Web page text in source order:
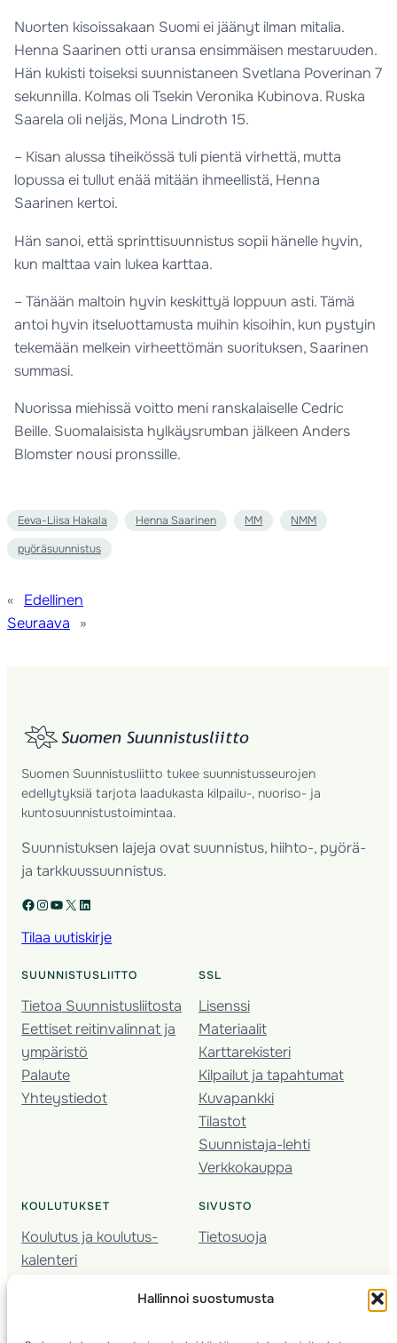
Hallinnoi suostumusta
Nuorten kisoissakaan Suomi ei jäänyt ilman mitalia.
Henna Saarinen otti uransa ensimmäisen mestaruuden.
Hän kukisti toiseksi suunnistaneen Svetlana Poverinan 7
sekunnilla. Kolmas oli Tsekin Veronika Kubinova. Ruska
Saarela oli neljäs, Mona Lindroth 15.
– Kisan alussa tiheikössä tuli pientä virhettä, mutta
lopussa ei tullut enää mitään ihmeellistä, Henna
Saarinen kertoi.
Hän sanoi, että sprinttisuunnistus sopii hänelle hyvin,
kun malttaa vain lukea karttaa.
– Tänään maltoin hyvin keskittyä loppuun asti. Tämä
antoi hyvin itseluottamusta muihin kisoihin, kun pystyin
tekemään melkein virheettömän suorituksen, Saarinen
summasi.
Nuorissa miehissä voitto meni ranskalaiselle Cedric
Beille. Suomalaisista hylkäysrumban jälkeen Anders
Blomster nousi pronssille.
Eeva-Liisa Hakala Henna Saarinen MM NMM
pyöräsuunnistus
«
Edellinen
Seuraava
»
Suomen Suunnistusliitto tukee suunnistusseurojen
edellytyksiä tarjota laadukasta kilpailu-, nuoriso- ja
kuntosuunnistustoimintaa.
Suunnistuksen lajeja ovat suunnistus, hiihto-, pyörä-
ja tarkkuussuunnistus.
Facebook Instagram YouTube X LinkedIn
Tilaa uutiskirje
SUUNNISTUSLIITTO
Tietoa Suunnistusliitosta
Eettiset reitinvalinnat ja
ympäristö
Palaute
Yhteystiedot
SSL
Lisenssi
Materiaalit
Karttarekisteri
Kilpailut ja tapahtumat
Kuvapankki
Tilastot
Suunnistaja-lehti
Verkkokauppa
KOULUTUKSET
Koulutus ja koulutus­
kalenteri
Seura­kehittäminen
SIVUSTO
Tietosuoja